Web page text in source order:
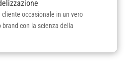
cliente occasionale in un vero
con la scienza della